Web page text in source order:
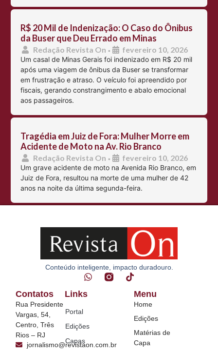
R$ 20 Mil de Indenização: O Caso do Ônibus
da Buser que Deu Errado em Minas
Redação Revista On • fevereiro 10, 2026
Um casal de Minas Gerais foi indenizado em R$ 20 mil
após uma viagem de ônibus da Buser se transformar
em frustração e atraso. O veículo foi apreendido por
fiscais, gerando constrangimento e abalo emocional
aos passageiros.
Tragédia em Juiz de Fora: Mulher Morre em
Acidente de Moto na Av. Rio Branco
Redação Revista On • fevereiro 10, 2026
Um grave acidente de moto na Avenida Rio Branco, em
Juiz de Fora, resultou na morte de uma mulher de 42
anos na noite da última segunda-feira.
Conteúdo inteligente, impacto duradouro.
Links
Portal
Edições
Capas
Menu
Home
Edições
Matérias de
Capa
Contatos
Rua Presidente
Vargas, 54,
Centro, Três
Rios – RJ
jornalismo@revistaon.com.br